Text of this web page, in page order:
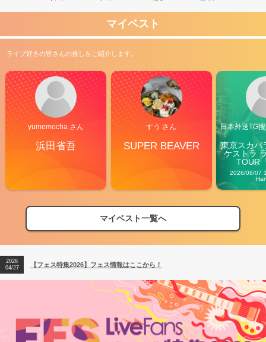
そしての18『マンピーのG★SPOT』！あのさ（笑）、ここ最近マン
ヅラいろいろ乗せすぎです（笑）今回は疫病退散を願ってアマビエが
よ！（笑） そしてそして、クライマックスは19『勝手にシンドバッ
ド』！平成最後（の紅白）を見事に飾っただけではなく、新しい令和
の時代が迎えた未曾有の日本を元気づけてくれました！ほんと、いつ
になればコロナ終息するのでしょうか…。 昔よく桑田さんがライブ
のMCで発していた「ウイッス！」を連発してアンコールがスター
ト。 UC01『太陽は罪な奴』、この曲が似合う爽やかで楽しい夏は今
年は我慢かな…。UC02『ロックンロール・スーパーマン～』のギタ
ーツインソロはちゃんとマコっちゃんとディスタンスをとってプレ
イ。そしてMCを挟んでオーラスを飾ったのはUC03『みんなのう
た』。バラードでオーラスを飾りがちなサザンも、今回はこの楽曲で
元気よくしめてくれました。しかもミニミニ放水付きでね（笑）。
いやいや今回のセットリスト、”ベスト盤”感あり、”定番”感あり、そ
して長年連れ添ってくれたファンへの”感謝”感ありの最高なセットリ
ットリスト多すぎなんですよ（笑）あのご年齢のアーティスト、36
曲も日本全国でやらないですよ（笑）それくらい「日本全国のファン
に会えるのが今回が最後なのでは」なんて気持ちを込めてくださって
はいけないのは、我々ファンが楽しかったかどうかではないんですよ
ね。コンセプトも「日頃サザンを支えてくださっているスタッフや関
係者への御礼や感謝」なんですよね。今回のライブでどれだけエンタ
ーテインメント業界を支える人たちの力となったか、どれだけ他のア
ーティスト（特に後輩アーティスト）の勇気となったか、そして収益
金がどれだけ今の医療スタッフの元に届くかなんですよね。確かに会
場全体が映ったときは寂しさもありました。桑田さんも最後は「やっ
ぱりみんながいないと寂しいです」と仰って下さりました。でもこれ
マイベスト
ライブ好きの皆さんの推しをご紹介します。
yumemocha さん
浜田省吾
すう さん
SUPER BEAVER
日本外送TG
東京スカパ
ケストラ
TOUR
2026/08/07
マイベスト一覧へ
【フェス特集2026】フェス情報はここから！
【ライブ動員ランキング】2026年上半期編発表！
2026
04/27
【フェス特集2026】フェス情報はここから！
2026
【ライブ動員ランキング】2026年上半期編発表！